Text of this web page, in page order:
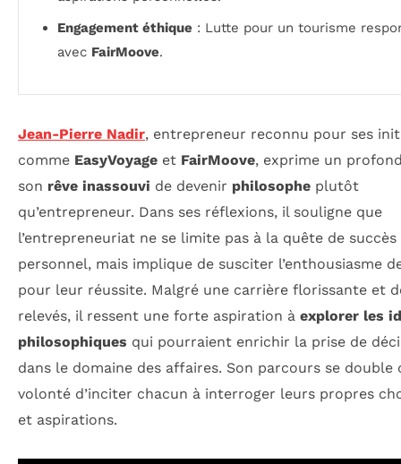
Engagement éthique : Lutte pour un tourisme
avec FairMoove.
Jean-Pierre Nadir, entrepreneur reconnu pour ses
comme EasyVoyage et FairMoove, exprime un
son rêve inassouvi de devenir philosophe plutôt
qu’entrepreneur. Dans ses réflexions, il souligne que
l’entrepreneuriat ne se limite pas à la quête de succès
personnel, mais implique de susciter l’enthousiasme
pour leur réussite. Malgré une carrière florissante et
relevés, il ressent une forte aspiration à explorer les
philosophiques qui pourraient enrichir la prise de
dans le domaine des affaires. Son parcours se double
volonté d’inciter chacun à interroger leurs propres
et aspirations.